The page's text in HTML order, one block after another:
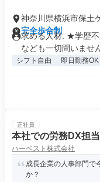
神奈川県横浜市保土
完全歩合制
求める人材: ★学歴
なども一切問いませ
シフト自由 即日勤務OK
正社員
本社での労務DX担当
ハーベスト株式会社
成長企業の人事部門で
か？